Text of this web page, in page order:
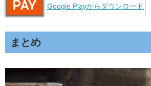
Google Playからダウンロード
まとめ